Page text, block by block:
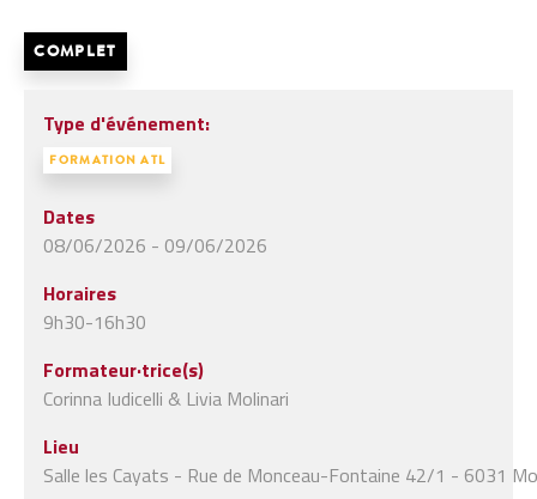
COMPLET
Type d'événement:
FORMATION ATL
Dates
08/06/2026 - 09/06/2026
Horaires
9h30-16h30
Formateur·trice(s)
Corinna Iudicelli & Livia Molinari
Lieu
Salle les Cayats - Rue de Monceau-Fontaine 42/1 - 6031